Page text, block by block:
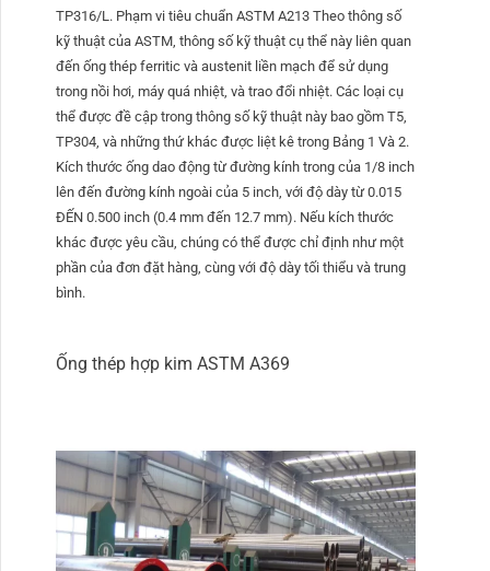
TP316/L. Phạm vi tiêu chuẩn ASTM A213 Theo thông số
kỹ thuật của ASTM, thông số kỹ thuật cụ thể này liên quan
đến ống thép ferritic và austenit liền mạch để sử dụng
trong nồi hơi, máy quá nhiệt, và trao đổi nhiệt. Các loại cụ
thể được đề cập trong thông số kỹ thuật này bao gồm T5,
TP304, và những thứ khác được liệt kê trong Bảng 1 Và 2.
Kích thước ống dao động từ đường kính trong của 1/8 inch
lên đến đường kính ngoài của 5 inch, với độ dày từ 0.015
ĐẾN 0.500 inch (0.4 mm đến 12.7 mm). Nếu kích thước
khác được yêu cầu, chúng có thể được chỉ định như một
phần của đơn đặt hàng, cùng với độ dày tối thiểu và trung
bình.
Ống thép hợp kim ASTM A369